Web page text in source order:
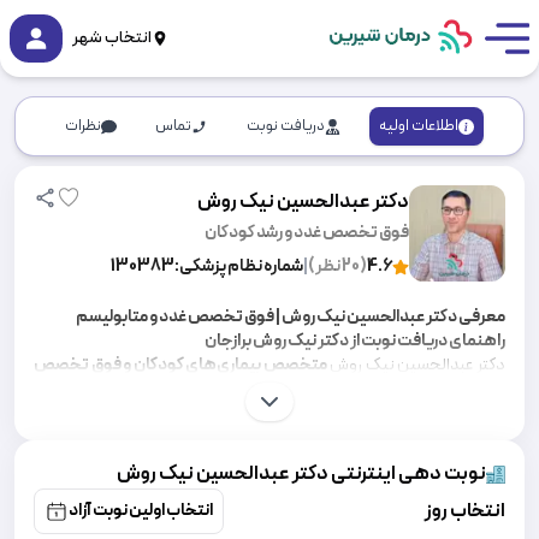
انتخاب شهر
اطلاعات اولیه دریافت نوبت تماس نظرات
دکتر عبدالحسین نیک روش
فوق تخصص غدد و رشد کودکان
4.6
(
20نظر) شماره نظام پزشکی:130383
معرفی دکتر عبدالحسین نیک روش | فوق تخصص غدد و متابولیسم
راهنمای دریافت نوبت از دکتر نیک روش برازجان
دکتر عبدالحسین نیک روشمتخصص بیماری‌های کودکان و فوق تخصص
ایشان رتبه اول بورد فوق تخصصی غدد در کشور و رتبه برتر بورد تخصصی
تیروئید، بلوغ، اختلالات ژنتیک و متابولیک کودکان فعالیت میکنند. در ادامه
به روش های دریافت نوبت ، بیوگرافی و تجربه مثبت بیماران اشاره خواهیم
کرد.
آدرس اینستاگرام دکتر عبدالحسین نیک روش
نوبت دهی اینترنتی دکتر عبدالحسین نیک روش
انتخاب روز
انتخاب اولین نوبت آزاد